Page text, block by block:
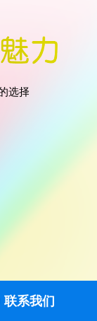
选择
联系我们